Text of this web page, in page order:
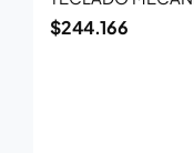
$244.166